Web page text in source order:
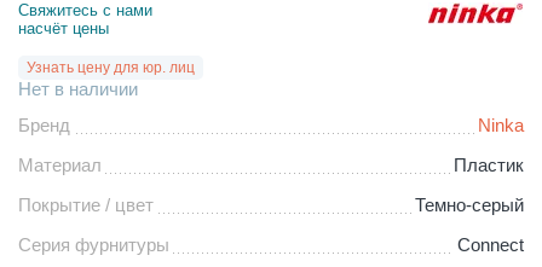
Свяжитесь с нами
насчёт цены
Узнать цену для юр. лиц
Нет в наличии
Бренд
Ninka
Материал
Пластик
Покрытие / цвет
Темно-серый
Серия фурнитуры
Connect